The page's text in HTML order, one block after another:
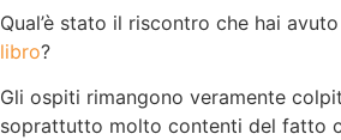
Qual’è stato il riscontro che hai
libro?
Gli ospiti rimangono veramente
soprattutto molto contenti del fatto